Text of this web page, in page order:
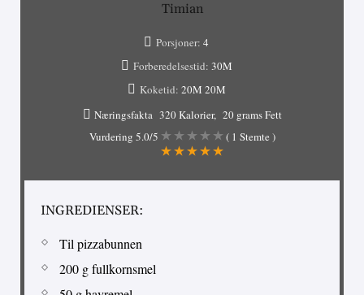
Timian
Porsjoner: 4
Forberedelsestid: 30M
Koketid: 20M 20M
Næringsfakta 320 Kalorier
20 grams Fett
Vurdering 5.0/5 ( 1 Stemte )
INGREDIENSER:
Til pizzabunnen
200 g fullkornsmel